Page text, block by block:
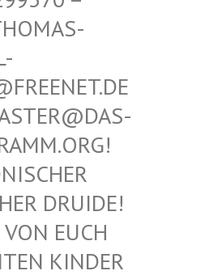
MICHAE
– WEBM
PENTAG
ALTHEI
KELTIS
NUR D
ERWÄHN
VON MI